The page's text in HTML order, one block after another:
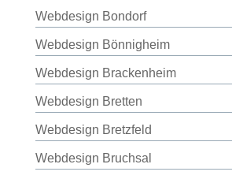
Webdesign Bondorf
Webdesign Bönnigheim
Webdesign Brackenheim
Webdesign Bretten
Webdesign Bretzfeld
Webdesign Bruchsal